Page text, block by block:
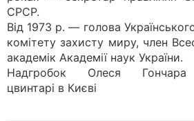
СРСР.
Від 1973 р. — голова
комітету захисту миру, член
академік Академії наук України.
Надгробок Олеся
цвинтарі в Києві